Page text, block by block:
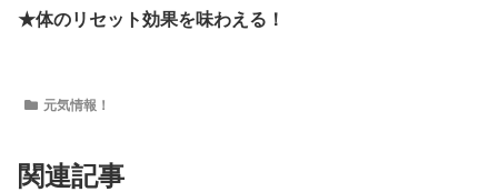
★体のリセット効果を味わえる！
元気情報！
関連記事